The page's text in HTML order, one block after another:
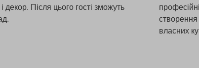
декор. Після цього гості зможуть
створення
власних